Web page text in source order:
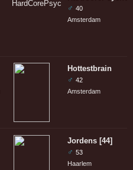
♂ 40
Amsterdam
Hottestbrain
♂ 42
Amsterdam
Jordens [44]
♂ 53
Haarlem